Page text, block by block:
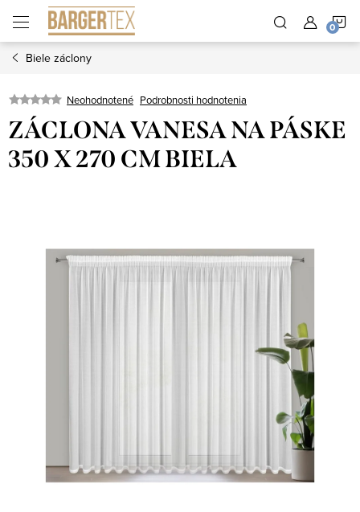
obsah
Biele záclony
Neohodnotené Podrobnosti hodnotenia
ZÁCLONA VANESA NA PÁSKE
350 X 270 CM BIELA